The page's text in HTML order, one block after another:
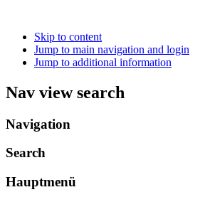
Skip to content
Jump to main navigation and login
Jump to additional information
Nav view search
Navigation
Search
Hauptmenü